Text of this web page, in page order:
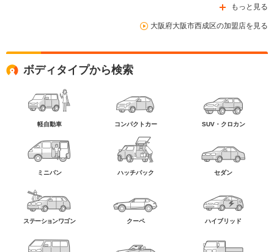
もっと見る
大阪府大阪市西成区の加盟店を見る
ボディタイプから検索
軽自動車 コンパクトカー SUV・クロカン
ミニバン ハッチバック セダン
ステーションワゴン クーペ ハイブリッド